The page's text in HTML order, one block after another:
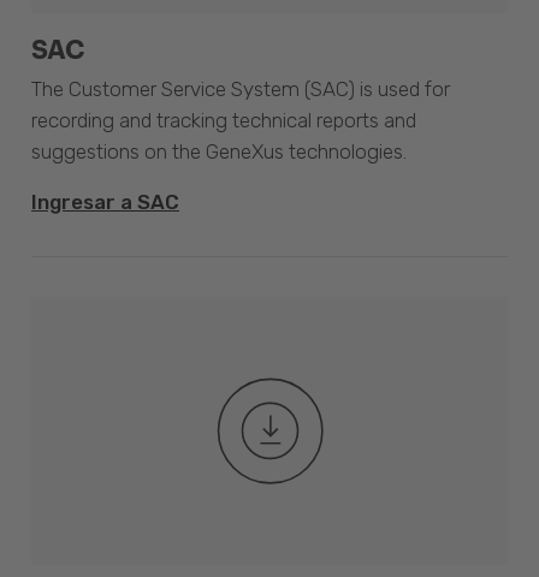
SAC
The Customer Service System (SAC) is used for
recording and tracking technical reports and
suggestions on the GeneXus technologies.
Ingresar a SAC